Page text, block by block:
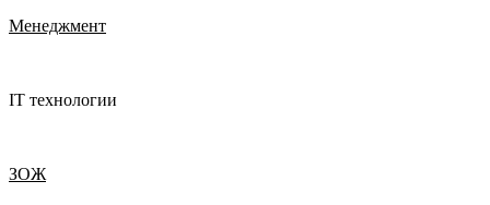
Менеджмент
IT технологии
ЗОЖ